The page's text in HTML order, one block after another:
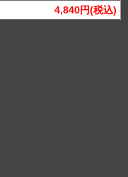
4,840円(税込)